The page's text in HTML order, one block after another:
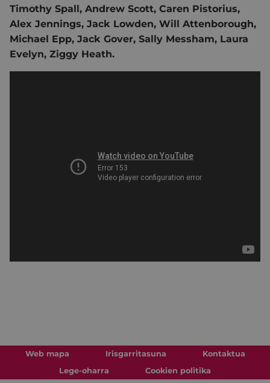
Timothy Spall, Andrew Scott, Caren Pistorius,
Alex Jennings, Jack Lowden, Will Attenborough,
Michael Epp, Jack Gover, Sally Messham, Laura
Evelyn, Ziggy Heath.
Web mapa Irisgarritasuna
Kontaktua
Lege-oharra
Cookien politika